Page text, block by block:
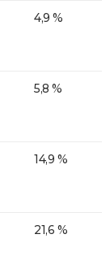
4,9 %
5,8 %
14,9 %
21,6 %